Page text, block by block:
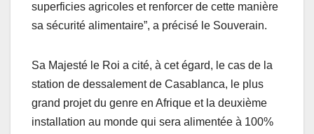
superficies agricoles et renforcer de cette manière
sa sécurité alimentaire”, a précisé le Souverain.
Sa Majesté le Roi a cité, à cet égard, le cas de la
station de dessalement de Casablanca, le plus
grand projet du genre en Afrique et la deuxième
installation au monde qui sera alimentée à 100%